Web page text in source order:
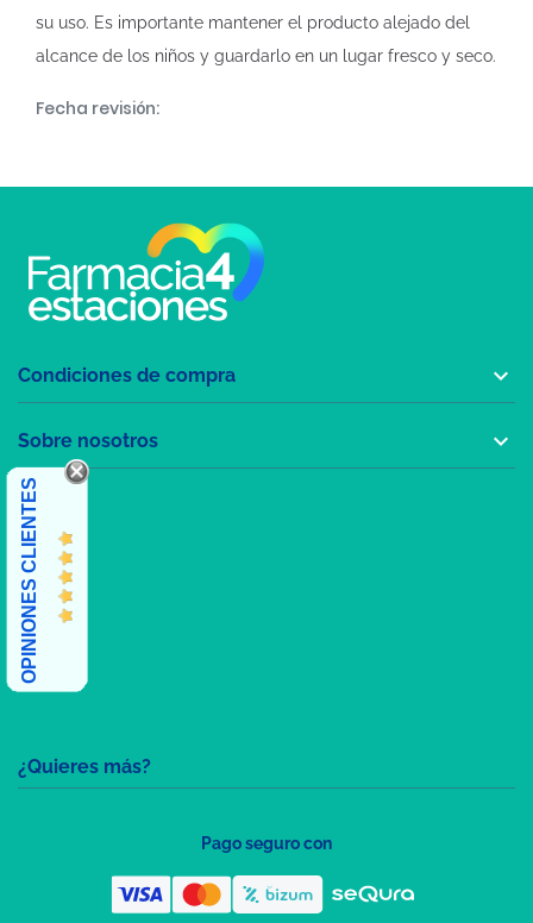
su uso. Es importante mantener el producto alejado del
alcance de los niños y guardarlo en un lugar fresco y seco.
Fecha revisión:
¿Quieres más?
Condiciones de compra 
Sobre nosotros 
OPINIONES CLIENTES
Pago seguro con